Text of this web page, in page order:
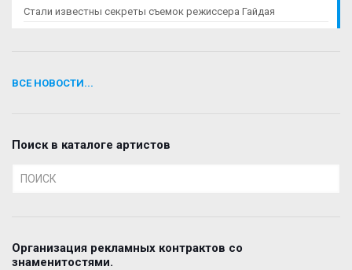
Стали известны секреты съемок режиссера Гайдая
ВСЕ НОВОСТИ...
Поиск в каталоге артистов
Организация рекламных контрактов со
знаменитостями.